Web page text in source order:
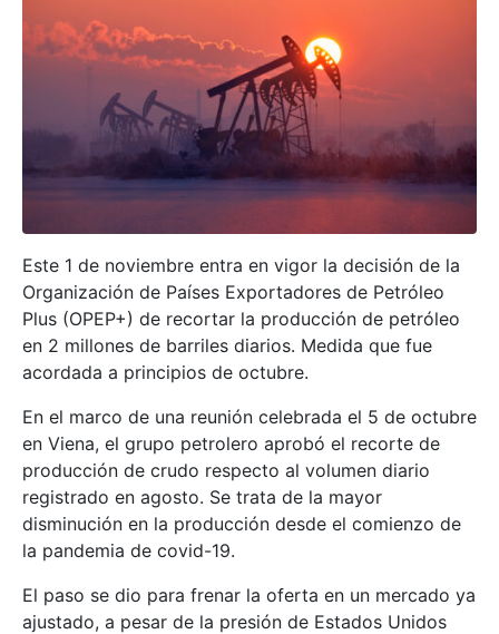
Este 1 de noviembre entra en vigor la decisión de la
Organización de Países Exportadores de Petróleo
Plus (OPEP+) de recortar la producción de petróleo
en 2 millones de barriles diarios. Medida que fue
acordada a principios de octubre.
En el marco de una reunión celebrada el 5 de octubre
en Viena, el grupo petrolero aprobó el recorte de
producción de crudo respecto al volumen diario
registrado en agosto. Se trata de la mayor
disminución en la producción desde el comienzo de
la pandemia de covid-19.
El paso se dio para frenar la oferta en un mercado ya
ajustado, a pesar de la presión de Estados Unidos